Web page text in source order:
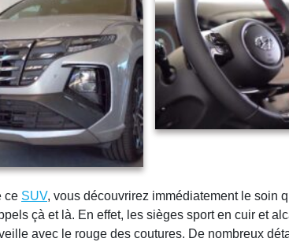
ce SUV, vous découvrirez immédiatement le soin
çà et là. En effet, les sièges sport en cuir et
avec le rouge des coutures. De nombreux